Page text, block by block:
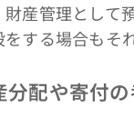
産管理として
する場合もそ
配や寄付